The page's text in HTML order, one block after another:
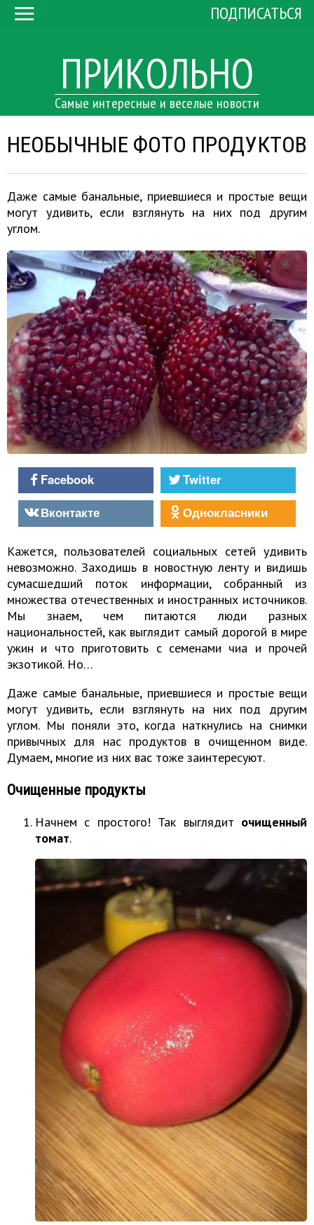
ПРИКОЛЬНО
Самые интересные и веселые новости
ПОДПИСАТЬСЯ
НЕОБЫЧНЫЕ ФОТО ПРОДУКТОВ
Даже самые банальные, приевшиеся и простые вещи
могут удивить, если взглянуть на них под другим
углом.
Facebook
Twitter
Вконтакте
Однокласники
Кажется, пользователей социальных сетей удивить
невозможно. Заходишь в новостную ленту и видишь
сумасшедший поток информации, собранный из
множества отечественных и иностранных источников.
Мы знаем, чем питаются люди разных
национальностей, как выглядит самый дорогой в мире
ужин и что приготовить с семенами чиа и прочей
экзотикой. Но…
Даже самые банальные, приевшиеся и простые вещи
могут удивить, если взглянуть на них под другим
углом. Мы поняли это, когда наткнулись на снимки
привычных для нас продуктов в очищенном виде.
Думаем, многие из них вас тоже заинтересуют.
Очищенные продукты
Начнем с простого! Так выглядит очищенный
томат.